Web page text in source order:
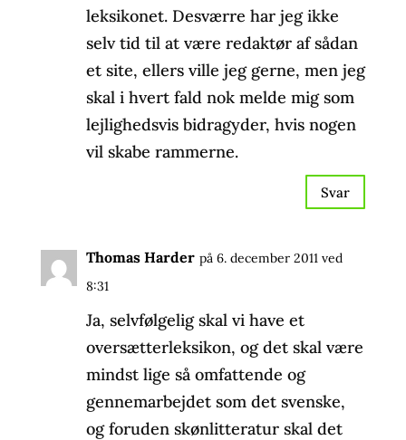
leksikonet. Desværre har jeg ikke
selv tid til at være redaktør af sådan
et site, ellers ville jeg gerne, men jeg
skal i hvert fald nok melde mig som
lejlighedsvis bidragyder, hvis nogen
vil skabe rammerne.
Svar
Thomas Harder på 6. december 2011 ved
8:31
Ja, selvfølgelig skal vi have et
oversætterleksikon, og det skal være
mindst lige så omfattende og
gennemarbejdet som det svenske,
og foruden skønlitteratur skal det